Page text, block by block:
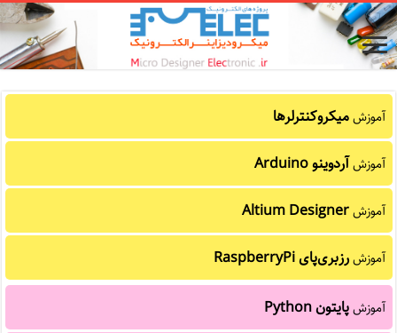
آموزشمیکروکنترلرها
آموزشآردوینو Arduino
آموزشAltium Designer
آموزشرزبری‌پای RaspberryPi
آموزشپایتون Python